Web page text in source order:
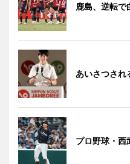
鹿島、逆転
あいさつされ
プロ野球・